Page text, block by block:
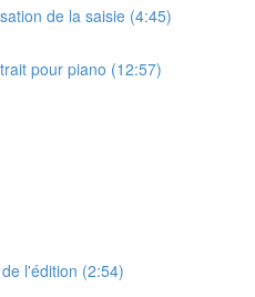
de la saisie (4:45)
pour piano (12:57)
l'édition (2:54)